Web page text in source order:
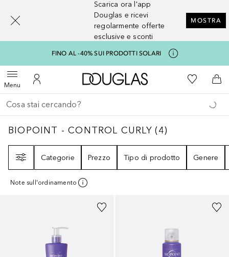
Scarica ora l'app
Douglas e ricevi
regolarmente offerte
esclusive e sconti
MOSTRA
FINO AL -40% SUI PRODOTTI SOLARI
MenuApri menuAl Mio Account
A Douglas HomeAlla Mia
Al
Torna indietro
Esegui ricerca
BIOPOINT - CONTROL CURLY4
BIOPOINT - CONTROL CURLY (4)
Categorie
Prezzo Tipo di prodotto Genere
Note sull'ordinamento
[navigation.slideout.screenreader]